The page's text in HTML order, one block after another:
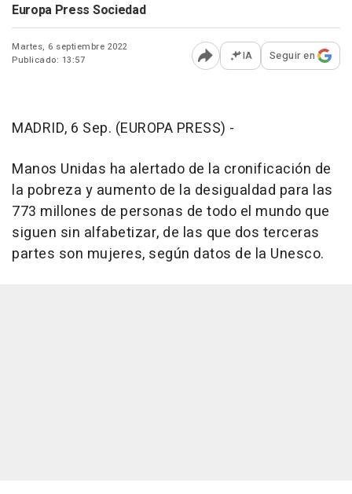
Europa Press Sociedad
Martes, 6 septiembre 2022
Publicado: 13:57
Abrir opciones para
IA Seguir en
MADRID, 6 Sep. (EUROPA PRESS) -
Manos Unidas ha alertado de la cronificación de
la pobreza y aumento de la desigualdad para las
773 millones de personas de todo el mundo que
siguen sin alfabetizar, de las que dos terceras
partes son mujeres, según datos de la Unesco.